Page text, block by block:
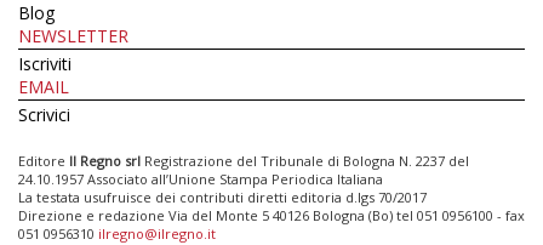
Blog
NEWSLETTER
Iscriviti
EMAIL
Scrivici
Editore Il Regno srl Registrazione del Tribunale di Bologna N. 2237 del
24.10.1957 Associato all’Unione Stampa Periodica Italiana
La testata usufruisce dei contributi diretti editoria d.lgs 70/2017
Direzione e redazione Via del Monte 5 40126 Bologna (Bo) tel 051 0956100 - fax
051 0956310 ilregno@ilregno.it